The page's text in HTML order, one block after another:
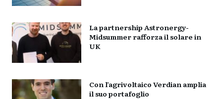
La partnership Astronergy-
Midsummer rafforza il solare in
UK
Con l’agrivoltaico Verdian amplia
il suo portafoglio